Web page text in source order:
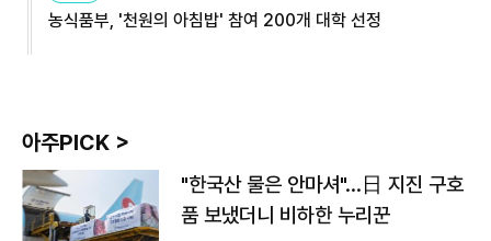
농식품부, '천원의 아침밥' 참여 200개 대학 선정
아주PICK >
"한국산 물은 안마셔"…日 지진 구호
품 보냈더니 비하한 누리꾼